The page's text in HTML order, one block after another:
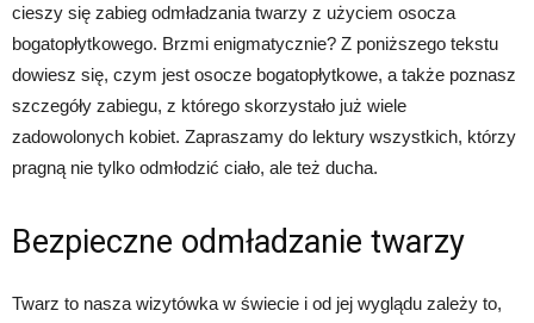
cieszy się zabieg odmładzania twarzy z użyciem osocza
bogatopłytkowego. Brzmi enigmatycznie? Z poniższego tekstu
dowiesz się, czym jest osocze bogatopłytkowe, a także poznasz
szczegóły zabiegu, z którego skorzystało już wiele
zadowolonych kobiet. Zapraszamy do lektury wszystkich, którzy
pragną nie tylko odmłodzić ciało, ale też ducha.
Bezpieczne odmładzanie twarzy
Twarz to nasza wizytówka w świecie i od jej wyglądu zależy to,